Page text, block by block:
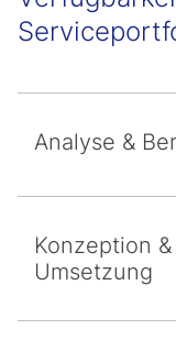
Analyse &
Konzeption &
Umsetzung